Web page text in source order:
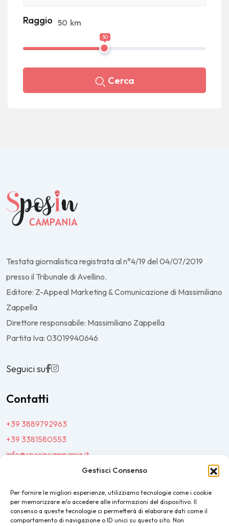
Gestisci Consenso
Per fornire le migliori esperienze, utilizziamo tecnologie come i cookie
per memorizzare e/o accedere alle informazioni del dispositivo. Il
consenso a queste tecnologie ci permetterà di elaborare dati come il
comportamento di navigazione o ID unici su questo sito. Non
Raggio 50 km
50
Cerca
Testata giornalistica registrata al n°4/19 del 04/07/2019
presso il Tribunale di Avellino.
Editore: Z-Appeal Marketing & Comunicazione di Massimiliano
Zappella
Direttore responsabile: Massimiliano Zappella
Partita Iva: 03019940646
Seguici su
Contatti
+39 3889792963
+39 3381580553
info@sposincampania.it
sposincampania@pec.it
Link
Top100